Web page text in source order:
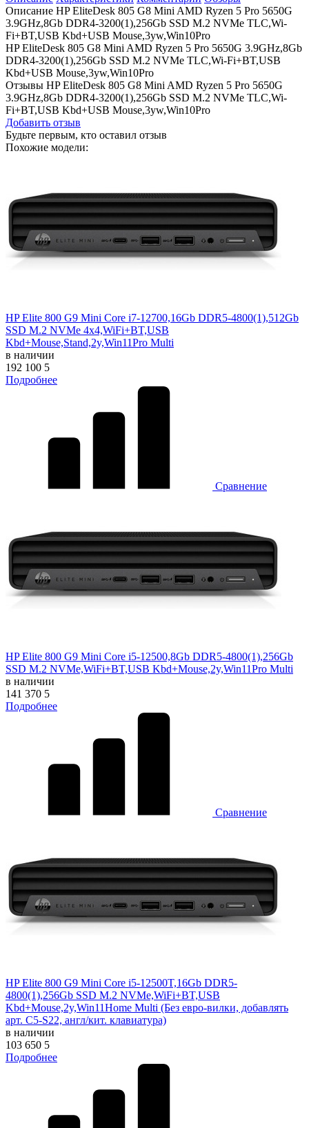
Описание HP EliteDesk 805 G8 Mini AMD Ryzen 5 Pro 5650G
3.9GHz,8Gb DDR4-3200(1),256Gb SSD M.2 NVMe TLC,Wi-
Fi+BT,USB Kbd+USB Mouse,3yw,Win10Pro
HP EliteDesk 805 G8 Mini AMD Ryzen 5 Pro 5650G 3.9GHz,8Gb
DDR4-3200(1),256Gb SSD M.2 NVMe TLC,Wi-Fi+BT,USB
Kbd+USB Mouse,3yw,Win10Pro
Отзывы HP EliteDesk 805 G8 Mini AMD Ryzen 5 Pro 5650G
3.9GHz,8Gb DDR4-3200(1),256Gb SSD M.2 NVMe TLC,Wi-
Fi+BT,USB Kbd+USB Mouse,3yw,Win10Pro
Добавить отзыв
Будьте первым, кто оставил отзыв
Похожие модели:
HP Elite 800 G9 Mini Core i7-12700,16Gb DDR5-4800(1),512Gb
SSD M.2 NVMe 4x4,WiFi+BT,USB
Kbd+Mouse,Stand,2y,Win11Pro Multi
в наличии
192 100 5
Подробнее
Сравнение
HP Elite 800 G9 Mini Core i5-12500,8Gb DDR5-4800(1),256Gb
SSD M.2 NVMe,WiFi+BT,USB Kbd+Mouse,2y,Win11Pro Multi
в наличии
141 370 5
Подробнее
Сравнение
HP Elite 800 G9 Mini Core i5-12500T,16Gb DDR5-
4800(1),256Gb SSD M.2 NVMe,WiFi+BT,USB
Kbd+Mouse,2y,Win11Home Multi (Без евро-вилки, добавлять
арт. C5-S22, англ/кит. клавиатура)
в наличии
103 650 5
Подробнее